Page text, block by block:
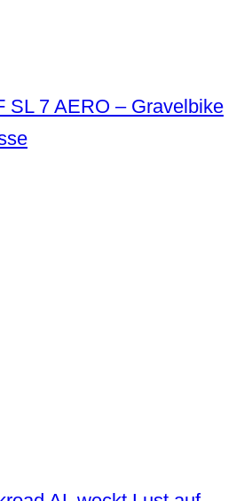
SL 7 AERO – Gravelbike